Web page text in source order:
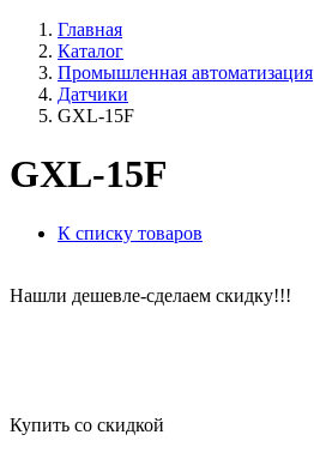
Главная
Каталог
Промышленная автоматизация
Датчики
GXL-15F
GXL-15F
К списку товаров
Нашли дешевле-сделаем скидку!!!
Купить со скидкой